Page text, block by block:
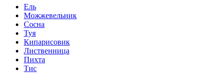
Ель
Можжевельник
Сосна
Туя
Кипарисовик
Лиственница
Пихта
Тис